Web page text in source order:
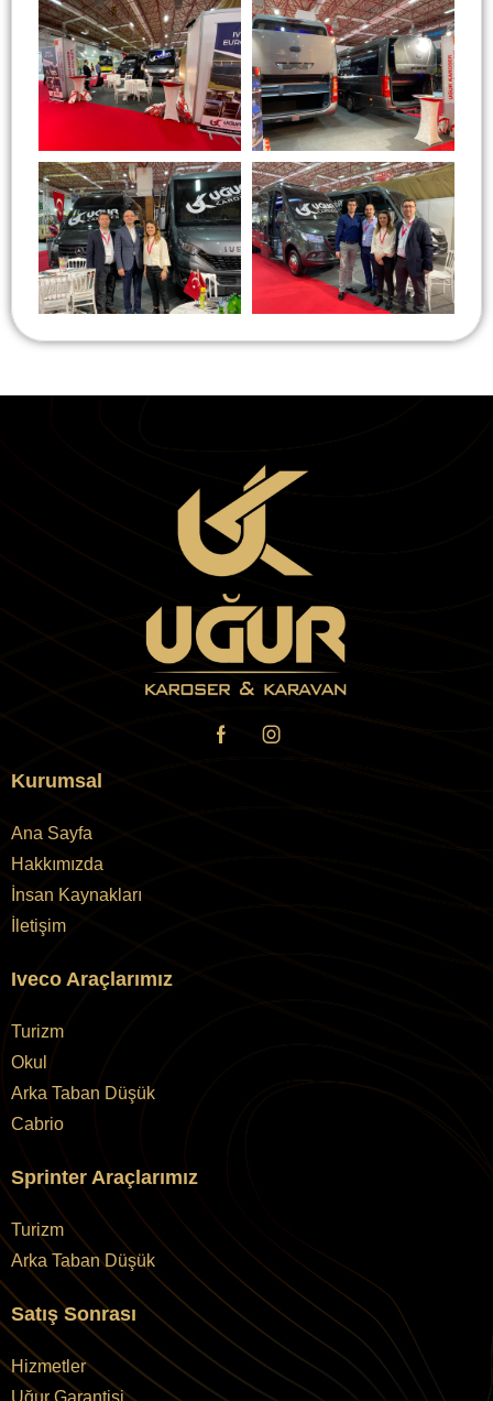
Kurumsal
Ana Sayfa
Hakkımızda
İnsan Kaynakları
İletişim
Iveco Araçlarımız
Turizm
Okul
Arka Taban Düşük
Cabrio
Sprinter Araçlarımız
Turizm
Arka Taban Düşük
Satış Sonrası
Hizmetler
Uğur Garantisi